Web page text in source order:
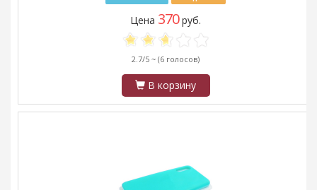
Цена 370руб.
2.7/5 ~ (6 голосов)
В корзину